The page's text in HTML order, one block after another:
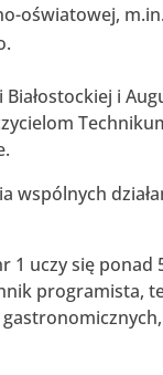
oświatowej,
Białostockiej i
wspólnych
1 uczy się ponad
programista,